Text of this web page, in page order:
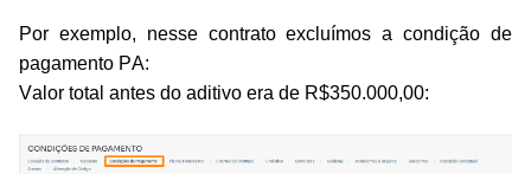
Por exemplo, nesse contrato excluímos a condição de
pagamento PA:
Valor total antes do aditivo era de R$350.000,00: